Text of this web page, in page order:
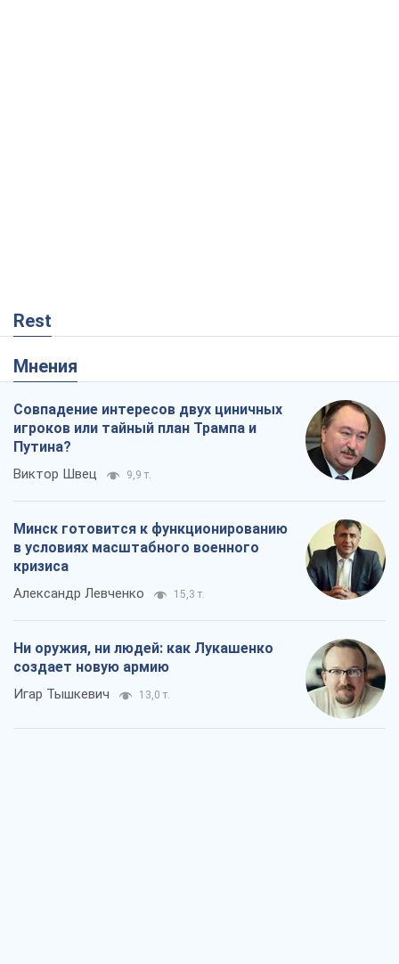
Rest
Мнения
Совпадение интересов двух циничных
игроков или тайный план Трампа и
Путина?
Виктор Швец 9,9 т.
Минск готовится к функционированию
в условиях масштабного военного
кризиса
Александр Левченко 15,3 т.
Ни оружия, ни людей: как Лукашенко
создает новую армию
Игар Тышкевич 13,0 т.